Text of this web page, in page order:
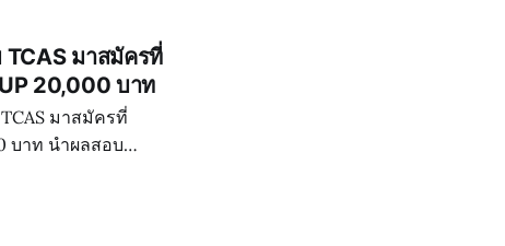
TCAS มาสมัครที่
20,000 บาท
ลสอบ
รเรียน